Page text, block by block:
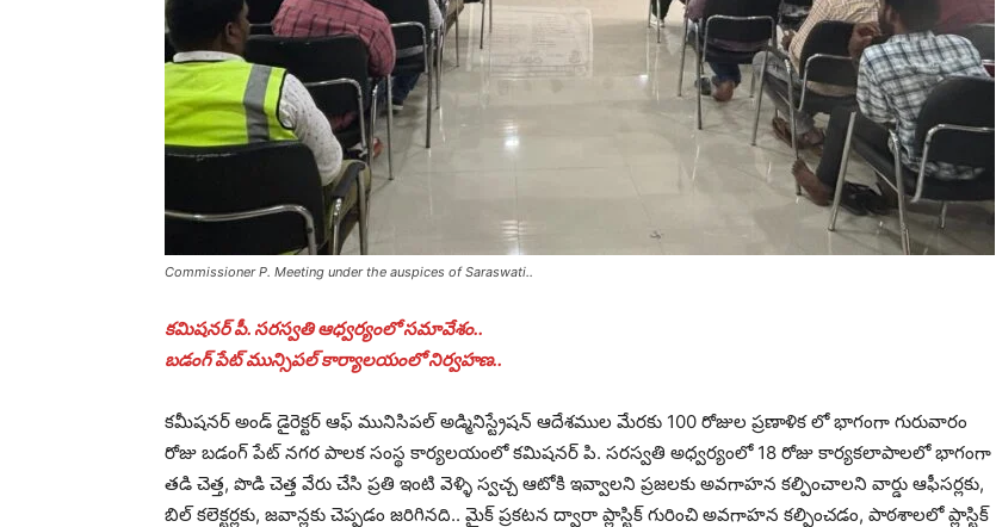
Commissioner P. Meeting under the auspices of Saraswati..
కమిషనర్ పీ. సరస్వతి ఆధ్వర్యంలో సమావేశం..
బడంగ్ పేట్ మున్సిపల్ కార్యాలయంలో నిర్వహణ..
కమీషనర్ అండ్ డైరెక్టర్ ఆఫ్ మునిసిపల్ అడ్మినిస్ట్రేషన్ ఆదేశముల మేరకు 100 రోజుల ప్రణాళిక లో భాగంగా గురువారం
రోజు బడంగ్ పేట్ నగర పాలక సంస్థ కార్యలయంలో కమిషనర్ పి. సరస్వతి అధ్వర్యంలో 18 రోజు కార్యకలాపాలలో భాగంగా
తడి చెత్త, పొడి చెత్త వేరు చేసి ప్రతి ఇంటి వెళ్ళి స్వచ్చ ఆటోకి ఇవ్వాలని ప్రజలకు అవగాహన కల్పించాలని వార్డు ఆఫీసర్లకు,
బిల్ కలెక్టర్లకు, జవాన్లకు చెప్పడం జరిగినది.. మైక్ ప్రకటన ద్వారా ప్లాస్టిక్ గురించి అవగాహన కల్పించడం, పాఠశాలలో ప్లాస్టిక్